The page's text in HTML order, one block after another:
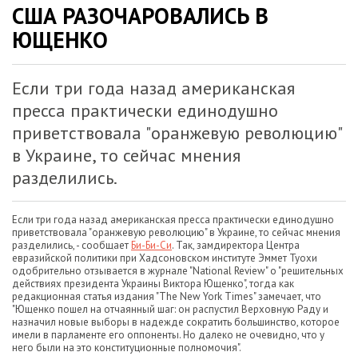
США РАЗОЧАРОВАЛИСЬ В
ЮЩЕНКО
Если три года назад американская
пресса практически единодушно
приветствовала "оранжевую революцию"
в Украине, то сейчас мнения
разделились.
Если три года назад американская пресса практически единодушно
приветствовала "оранжевую революцию" в Украине, то сейчас мнения
разделились, - сообщаетБи-Би-Си. Так, замдиректора Центра
евразийской политики при Хадсоновском институте Эммет Туохи
одобрительно отзывается в журнале "National Review" о "решительных
действиях президента Украины Виктора Ющенко", тогда как
редакционная статья издания "The New York Times" замечает, что
"Ющенко пошел на отчаянный шаг: он распустил Верховную Раду и
назначил новые выборы в надежде сократить большинство, которое
имели в парламенте его оппоненты. Но далеко не очевидно, что у
него были на это конституционные полномочия".